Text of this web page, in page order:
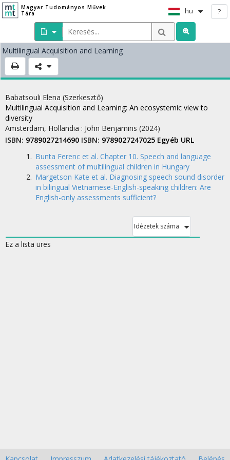
Magyar Tudományos Művek
Tára
hu ?
Multilingual Acquisition and Learning
Babatsouli Elena (Szerkesztő)
Multilingual Acquisition and Learning: An ecosystemic view to
diversity
Amsterdam, Hollandia : John Benjamins (2024)
ISBN: 9789027214690 ISBN: 9789027247025 Egyéb URL
Bunta Ferenc et al. Chapter 10. Speech and language
assessment of multilingual children in Hungary
Margetson Kate et al. Diagnosing speech sound disorder
in bilingual Vietnamese-English-speaking children: Are
English-only assessments sufficient?
Idézetek száma
Ez a lista üres